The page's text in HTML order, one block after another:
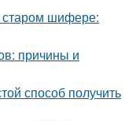
старом шифере:
причины и
способ получить